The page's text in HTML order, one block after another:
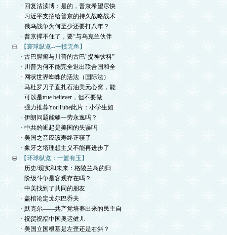
· 回复沽渎博：是的，普京希望尽快
· 习近平支招给普京的持久战略战术
· 俄乌战争为何至少还要打八年？
· 普京撑不住了，要“与乌克兰伙伴
【寰球纵览--一揽无鱼】
· 古巴脚癣与川普的古巴"提神饮料”
· 川普为何不能完全退出联合国和全
· 网状世界蜘蛛的活法（国际法）
· 马杜罗刀子直扎石油美元心窝，能
· 可以是true believer，但不要做
· 强力推荐YouTube此片：小学生如
· 伊朗问题能够一劳永逸吗？
· 中共的崛起是美国的失误吗
· 美国之音应该寿终正寝了
· 象牙之塔理想主义不能再进步了
【环球纵览：一篮有玉】
· 历史/现实和未来：格陵兰岛的归
· 阶级斗争是客观存在吗？
· 中美找到了共同的朋友
· 盖棺论定戈尔巴乔夫
· 默克尔——共产党培养出来的民主自
· 祝贺祝福中国奥运健儿
· 美国立国根基是左歪还是右斜？